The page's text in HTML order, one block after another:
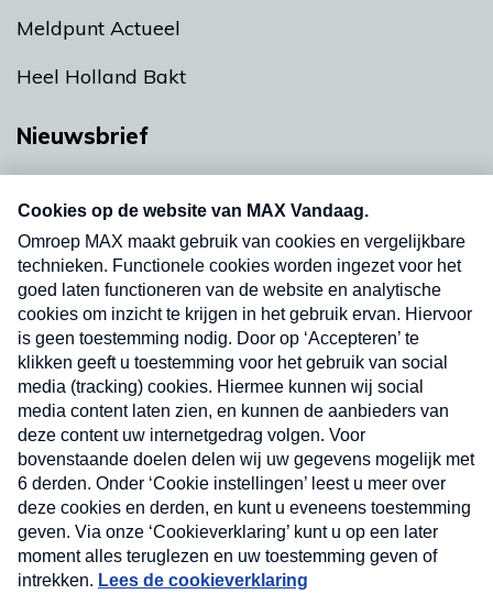
Meldpunt Actueel
Heel Holland Bakt
Nieuwsbrief
Neem hier een gratis abonnement op onze
nieuwsbrief. Elke vrijdag- en dinsdagochtend in
uw mailbox.
Verzend
Nieuwsbrief
Neem hier een gratis abonnement op onze
nieuwsbrief. Elke vrijdag- en dinsdagochtend in uw